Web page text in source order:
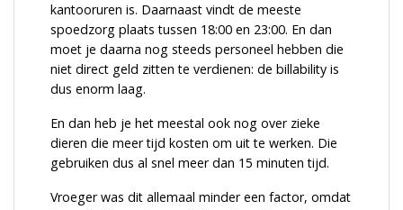
kantooruren is. Daarnaast vindt de meeste
spoedzorg plaats tussen 18:00 en 23:00. En dan
moet je daarna nog steeds personeel hebben die
niet direct geld zitten te verdienen: de billability is
dus enorm laag.
En dan heb je het meestal ook nog over zieke
dieren die meer tijd kosten om uit te werken. Die
gebruiken dus al snel meer dan 15 minuten tijd.
Vroeger was dit allemaal minder een factor, omdat